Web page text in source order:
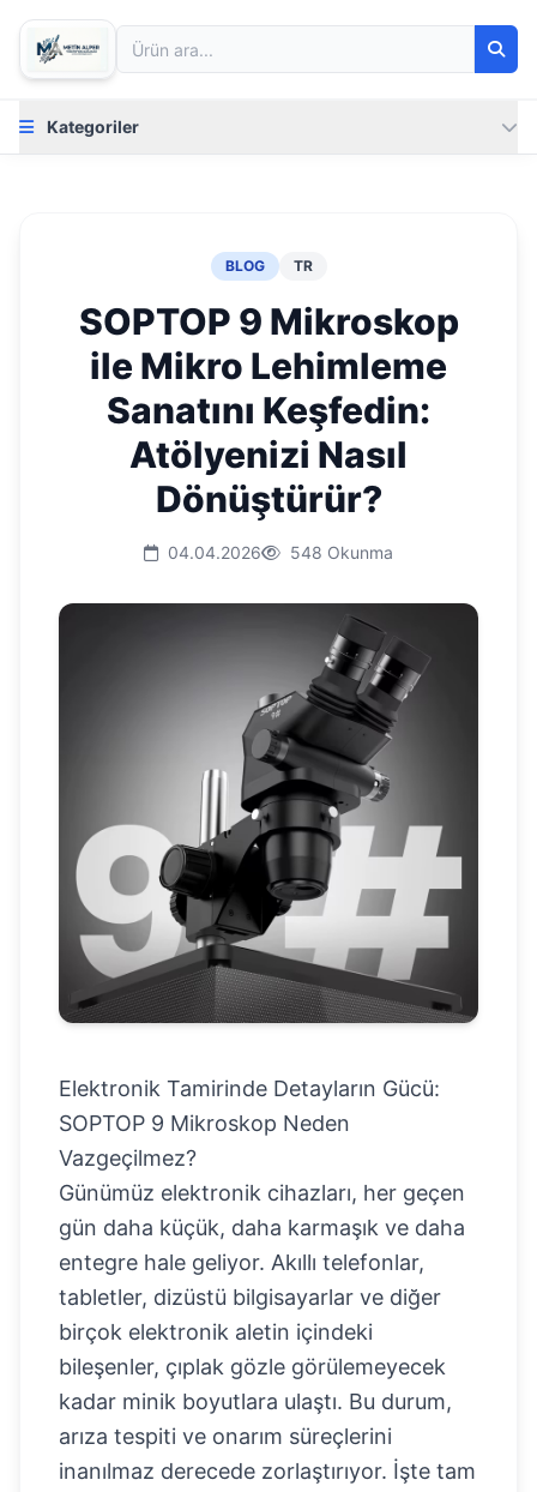
Kategoriler
BLOG TR
SOPTOP 9 Mikroskop
ile Mikro Lehimleme
Sanatını Keşfedin:
Atölyenizi Nasıl
Dönüştürür?
04.04.2026 548 Okunma
Elektronik Tamirinde Detayların Gücü:
SOPTOP 9 Mikroskop Neden
Vazgeçilmez?
Günümüz elektronik cihazları, her geçen
gün daha küçük, daha karmaşık ve daha
entegre hale geliyor. Akıllı telefonlar,
tabletler, dizüstü bilgisayarlar ve diğer
birçok elektronik aletin içindeki
bileşenler, çıplak gözle görülemeyecek
kadar minik boyutlara ulaştı. Bu durum,
arıza tespiti ve onarım süreçlerini
inanılmaz derecede zorlaştırıyor. İşte tam